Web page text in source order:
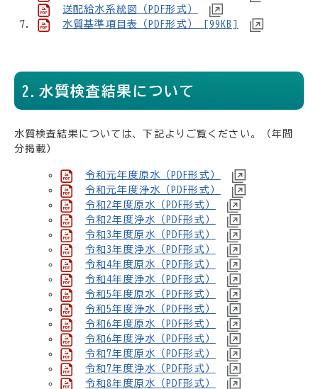
送配給水系統図（PDF形式）
水質基準項目表（PDF形式） [99KB]
2.水質検査結果について
水質検査結果については、下記よりご覧ください。（年間
分掲載）
令和元年度原水（PDF形式）
令和元年度浄水（PDF形式）
令和2年度原水（PDF形式）
令和2年度浄水（PDF形式）
令和3年度原水（PDF形式）
令和3年度浄水（PDF形式）
令和4年度原水（PDF形式）
令和4年度浄水（PDF形式）
令和5年度原水（PDF形式）
令和5年度浄水（PDF形式）
令和6年度原水（PDF形式）
令和6年度浄水（PDF形式）
令和7年度原水（PDF形式）
令和7年度浄水（PDF形式）
令和8年度原水（PDF形式）